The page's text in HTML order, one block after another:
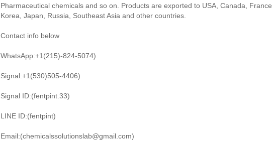
Pharmaceutical chemicals and so on. Products are exported to USA, Canada, France,
Korea, Japan, Russia, Southeast Asia and other countries.
Contact info below
WhatsApp:+1(215)-824-5074)
Signal:+1(530)505-4406)
Signal ID:(fentpint.33)
LINE ID:(fentpint)
Email:(chemicalssolutionslab@gmail.com)